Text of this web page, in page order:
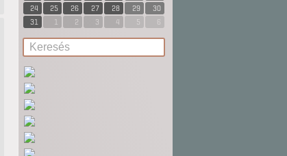
24
25 26 27 28 29
30
31
1 2 3 4 5 6